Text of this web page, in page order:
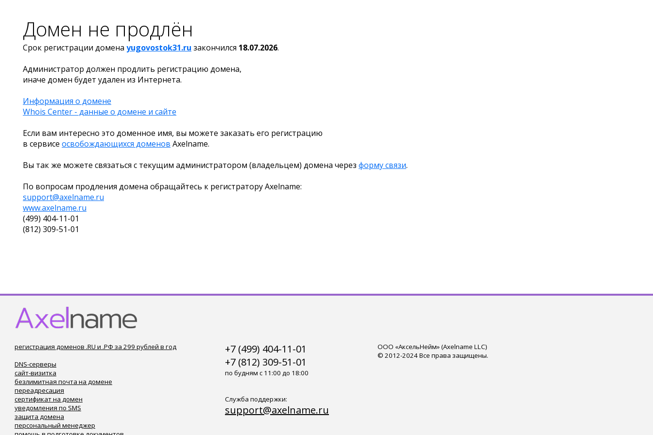
Домен не продлён
Срок регистрации домена yugovostok31.ru закончился 18.07.2026.
Администратор должен продлить регистрацию домена,
иначе домен будет удален из Интернета.
Информация о домене
Whois Center - данные о домене и сайте
Если вам интересно это доменное имя, вы можете заказать его регистрацию
в сервисе освобождающихся доменов Axelname.
Вы так же можете связаться с текущим администратором (владельцем) домена через форму связи.
По вопросам продления домена обращайтесь к регистратору Axelname:
support@axelname.ru
www.axelname.ru
(499) 404-11-01
(812) 309-51-01
регистрация доменов .RU и .РФ за 299 рублей в год
DNS-серверы
сайт-визитка
безлимитная почта на домене
переадресация
сертификат на домен
уведомления по SMS
защита домена
персональный менеджер
+7 (499) 404-11-01
+7 (812) 309-51-01
по будням с 11:00 до 18:00
Служба поддержки:
support@axelname.ru
ООО «АксельНейм» (Axelname LLC)
© 2012-2024 Все права защищены.